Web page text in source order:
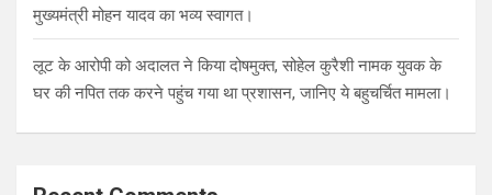
मुख्यमंत्री मोहन यादव का भव्य स्वागत।
लूट के आरोपी को अदालत ने किया दोषमुक्त, सोहेल कुरैशी नामक युवक के
घर की नपित तक करने पहुंच गया था प्रशासन, जानिए ये बहुचर्चित मामला।